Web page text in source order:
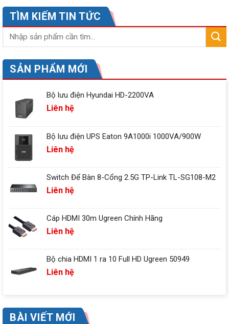
TÌM KIẾM TIN TỨC
SẢN PHẨM MỚI
Bộ lưu điện Hyundai HD-2200VA
Liên hệ
Bộ lưu điện UPS Eaton 9A1000i 1000VA/900W
Liên hệ
Switch Để Bàn 8-Cổng 2.5G TP-Link TL-SG108-M2
Liên hệ
Cáp HDMI 30m Ugreen Chính Hãng
Liên hệ
Bộ chia HDMI 1 ra 10 Full HD Ugreen 50949
Liên hệ
BÀI VIẾT MỚI